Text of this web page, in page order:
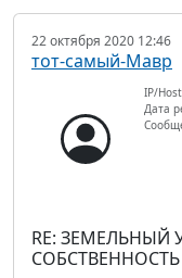
22 октября 2020 12:46
тот-самый-Мавр
IP/
Дата
RE: ЗЕМЕЛЬНЫЙ
СОБСТВЕННОСТЬ